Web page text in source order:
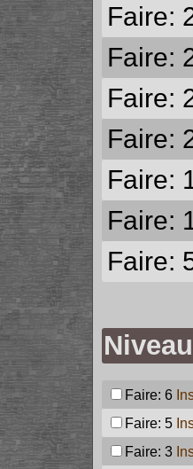
Faire:
Faire:
Faire:
Faire:
Faire:
Faire:
Faire:
Faire: 6
Faire: 5
Faire: 3